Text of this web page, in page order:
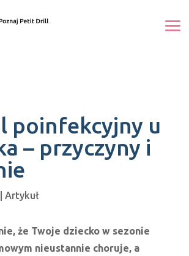
poinfekcyjny u
– przyczyny i
Artykuł
że Twoje dziecko w sezonie
nieustannie choruje, a